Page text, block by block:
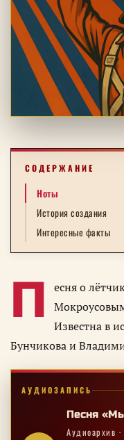
СОДЕРЖАНИЕ
Ноты
История создания
Интересные факты
П
есня о
Известна в
Бунчикова и
АУДИОЗАПИСЬ
Песня
Аудиоархив